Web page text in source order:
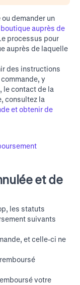
demander un
auprès de
processus pour
auprès de laquelle
des instructions
y
le contact de la
consultez la
et obtenir de
et de
les statuts
suivants
et celle-ci ne
votre